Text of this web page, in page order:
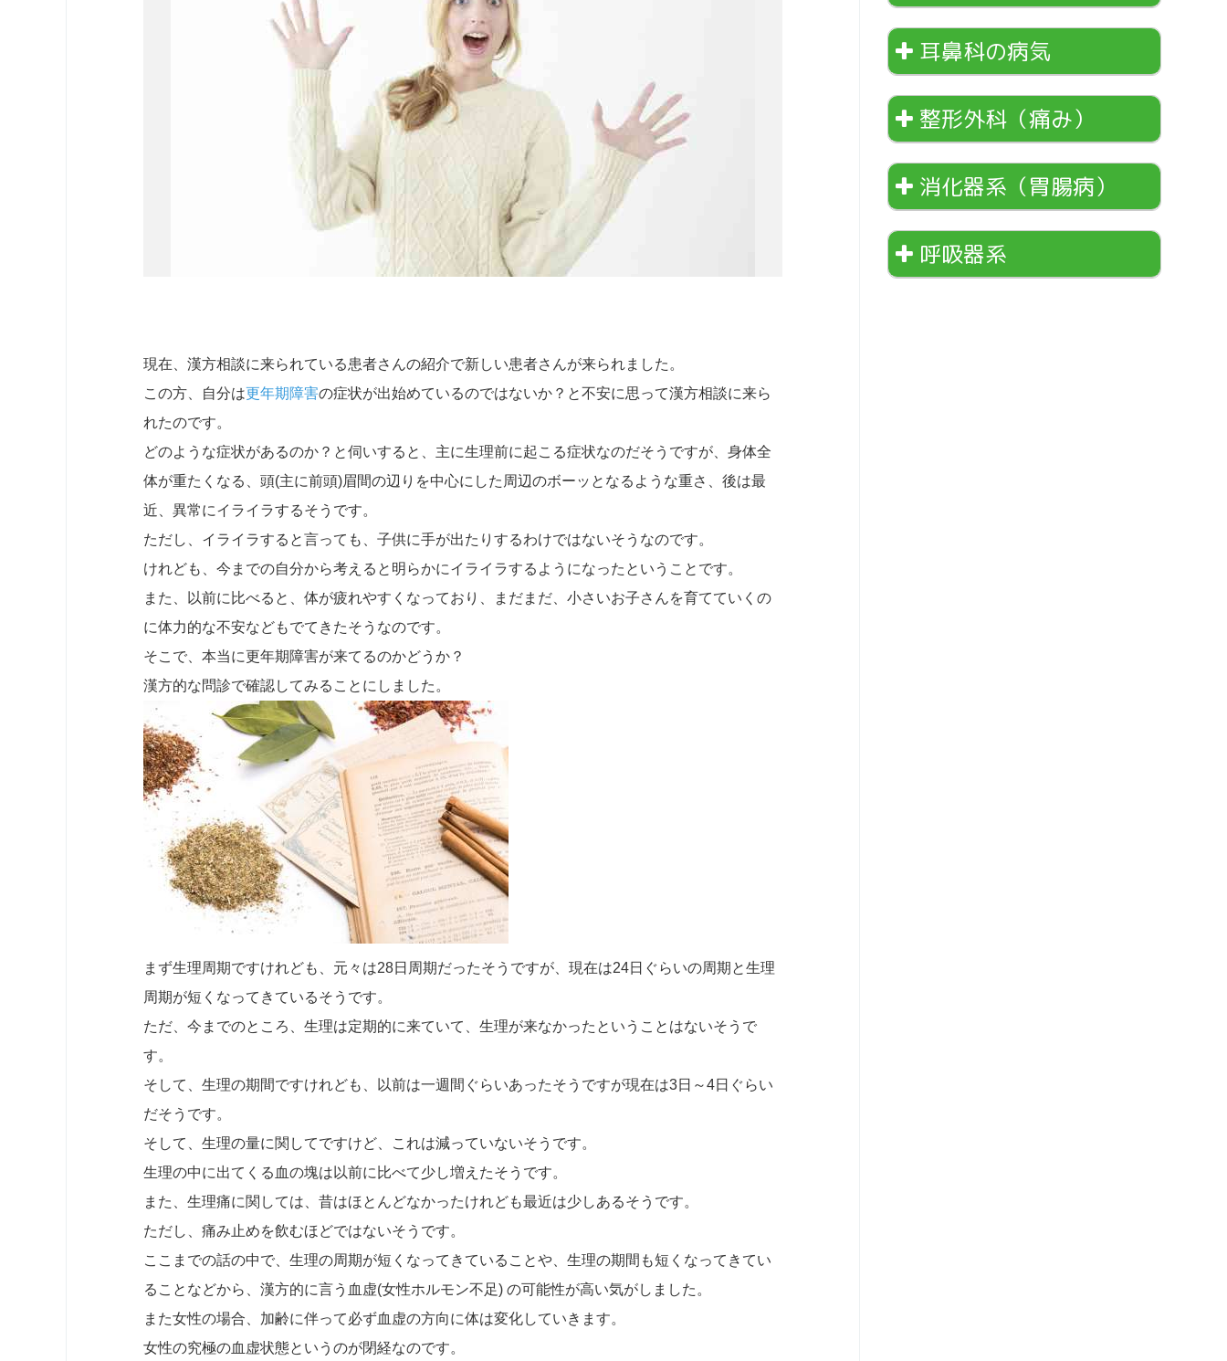
現在、漢方相談に来られている患者さんの紹介で新しい患者さんが来られました。
この方、自分は更年期障害の症状が出始めているのではないか？と不安に思って漢方相談に来ら
れたのです。
どのような症状があるのか？と伺いすると、主に生理前に起こる症状なのだそうですが、身体全
体が重たくなる、頭(主に前頭)眉間の辺りを中心にした周辺のボーッとなるような重さ、後は最
近、異常にイライラするそうです。
ただし、イライラすると言っても、子供に手が出たりするわけではないそうなのです。
けれども、今までの自分から考えると明らかにイライラするようになったということです。
また、以前に比べると、体が疲れやすくなっており、まだまだ、小さいお子さんを育てていくの
に体力的な不安などもでてきたそうなのです。
そこで、本当に更年期障害が来てるのかどうか？
漢方的な問診で確認してみることにしました。
まず生理周期ですけれども、元々は28日周期だったそうですが、現在は24日ぐらいの周期と生理
周期が短くなってきているそうです。
ただ、今までのところ、生理は定期的に来ていて、生理が来なかったということはないそうで
す。
そして、生理の期間ですけれども、以前は一週間ぐらいあったそうですが現在は3日～4日ぐらい
だそうです。
そして、生理の量に関してですけど、これは減っていないそうです。
生理の中に出てくる血の塊は以前に比べて少し増えたそうです。
また、生理痛に関しては、昔はほとんどなかったけれども最近は少しあるそうです。
ただし、痛み止めを飲むほどではないそうです。
ここまでの話の中で、生理の周期が短くなってきていることや、生理の期間も短くなってきてい
ることなどから、漢方的に言う血虚(女性ホルモン不足) の可能性が高い気がしました。
また女性の場合、加齢に伴って必ず血虚の方向に体は変化していきます。
女性の究極の血虚状態というのが閉経なのです。
耳鼻科の病気
整形外科（痛み）
消化器系（胃腸病）
呼吸器系